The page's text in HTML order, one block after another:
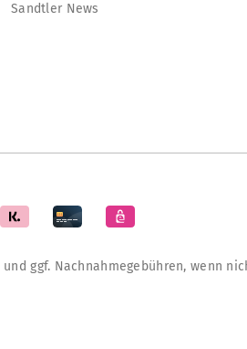
Sandtler News
und ggf. Nachnahmegebühren, wenn